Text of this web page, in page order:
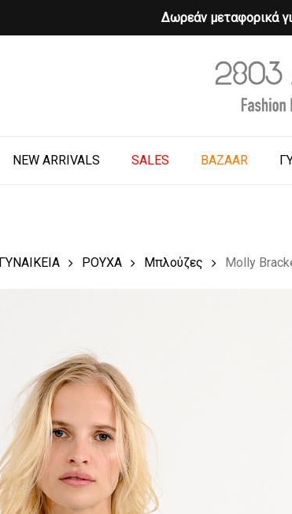
Δωρεάν μεταφορικά
Hit enter to search or ESC to close
NEW ARRIVALS SALES BAZAAR
ΓΥΝΑΙΚΕΙΑ ΡΟΥΧΑ Μπλούζες Molly